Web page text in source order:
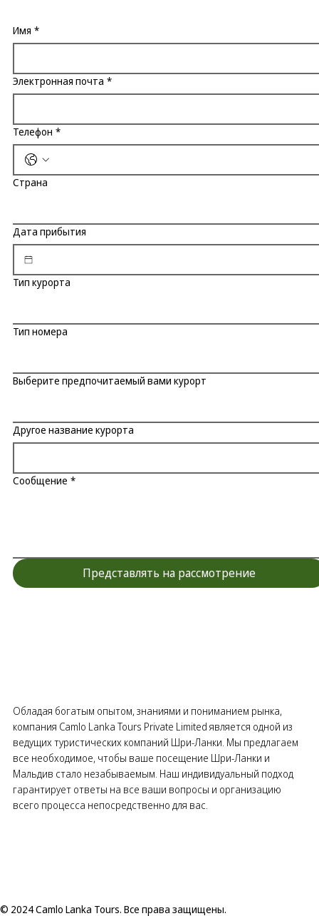
Имя *
Электронная почта *
Телефон *
Страна
Дата прибытия
Тип курорта
Тип номера
Выберите предпочитаемый вами курорт
Другое название курорта
Сообщение *
Представлять на рассмотрение
© 2024 Camlo Lanka Tours. Все права защищены.
Обладая богатым опытом, знаниями и пониманием рынка,
компания Camlo Lanka Tours Private Limited является одной из
ведущих туристических компаний Шри-Ланки. Мы предлагаем
все необходимое, чтобы ваше посещение Шри-Ланки и
Мальдив стало незабываемым. Наш индивидуальный подход
гарантирует ответы на все ваши вопросы и организацию
всего процесса непосредственно для вас.